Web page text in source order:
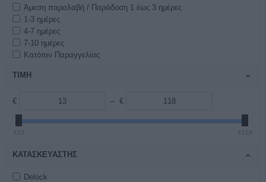
Άμεση παραλαβή / Παράδοση 1 έως 3 ημέρες
1-3 ημέρες
4-7 ημέρες
7-10 ημέρες
Κατόπιν Παραγγελίας
ΤΙΜΗ
€ – €
€13 €118
ΚΑΤΑΣΚΕΥΑΣΤΉΣ
Delock